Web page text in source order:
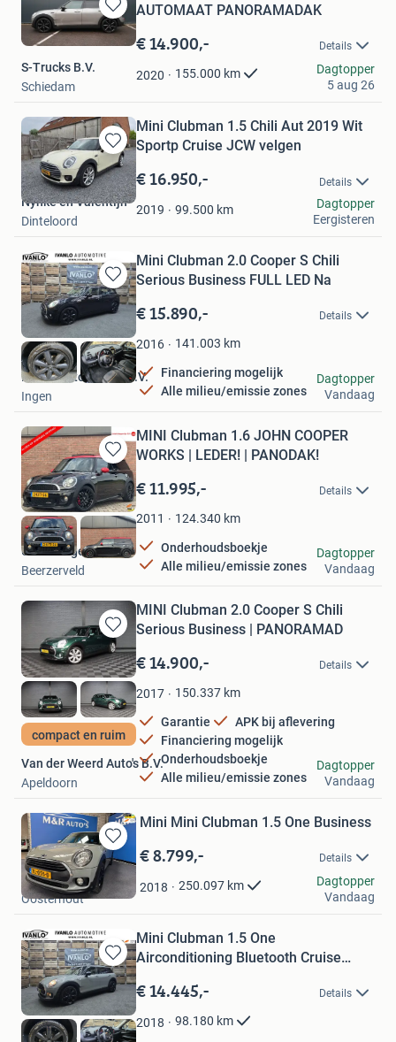
Bewaren
in
Favorieten
AUTOMAAT PANORAMADAK
€ 14.900,- Details
2020 155.000 km
S-Trucks B.V.
Schiedam
Dagtopper
5 aug 26
Bewaren
in
Mijn
Favorieten
Mini Clubman 1.5 Chili Aut 2019 Wit
Sportp Cruise JCW velgen
€ 16.950,- Details
2019 99.500 km
Nynke en Valentijn
Dinteloord
Dagtopper
Eergisteren
Bewaren
Mijn
Favorieten
Mini Clubman 2.0 Cooper S Chili
Serious Business FULL LED Na
€ 15.890,- Details
2016 141.003 km
Financiering mogelijk
Alle milieu/emissie zones
Ivanlo Automotive B.V.
Ingen
Dagtopper
Vandaag
Bewaren
in
Mijn
Favorieten
MINI Clubman 1.6 JOHN COOPER
WORKS | LEDER! | PANODAK!
€ 11.995,- Details
2011 124.340 km
Onderhoudsboekje
Alle milieu/emissie zones
UniekWagentje
Beerzerveld
Dagtopper
Vandaag
Bewaren
in
Mijn
Favorieten
compact en ruim
MINI Clubman 2.0 Cooper S Chili
Serious Business | PANORAMAD
€ 14.900,- Details
2017 150.337 km
Garantie
APK bij aflevering
Financiering mogelijk
Onderhoudsboekje
Alle milieu/emissie zones
Van der Weerd Auto's B.V.
Apeldoorn
Dagtopper
Vandaag
Bewaren
in
Mijn
Favorieten
Mini Mini Clubman 1.5 One Business
€ 8.799,- Details
2018 250.097 km
M&R auto's
Oosterhout
Dagtopper
Vandaag
Bewaren
in
Mijn
Favorieten
Mini Clubman 1.5 One
Airconditioning Bluetooth Cruise
€ 14.445,- Details
2018 98.180 km